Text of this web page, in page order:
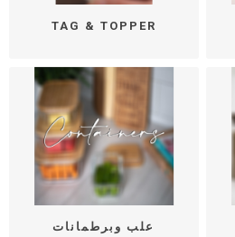
TAG & TOPPER
علب وبرطمانات